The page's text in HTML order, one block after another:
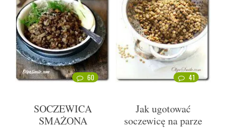
60
SOCZEWICA
SMAŻONA
41
Jak ugotować
soczewicę na parze